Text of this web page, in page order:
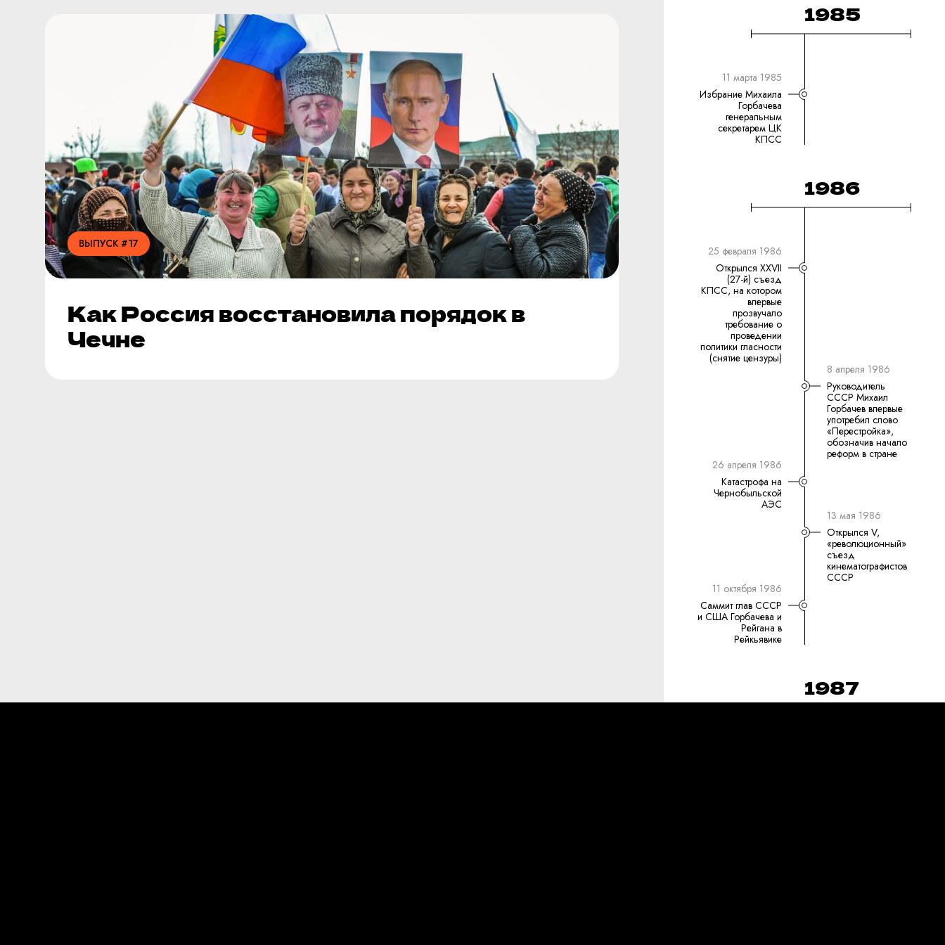
ВЫПУСК #17
Как Россия восстановила порядок в
Чечне
1985
11 марта 1985
Избрание Михаила
Горбачева
генеральным
секретарем ЦК
КПСС
1986
25 февраля 1986
Открылся XXVII
(27-й) съезд
КПСС, на котором
впервые
прозвучало
требование о
проведении
политики гласности
(снятие цензуры)
8 апреля 1986
Руководитель
СССР Михаил
Горбачев впервые
употребил слово
«Перестройка»,
обозначив начало
реформ в стране
26 апреля 1986
Катастрофа на
Чернобыльской
АЭС
13 мая 1986
Открылся V,
«революционный»
съезд
кинематографистов
СССР
11 октября 1986
Саммит глав СССР
и США Горбачева и
Рейгана в
Рейкьявике
1987